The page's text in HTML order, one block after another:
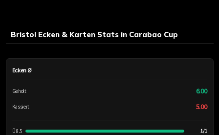
Bristol Ecken & Karten Stats in Carabao Cup
Ecken Ø
Geholt 6.00
Kassiert 5.00
Ü 8.5 1/1